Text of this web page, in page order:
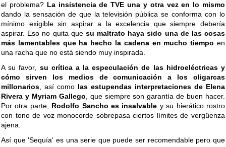
el problema? La insistencia de TVE una y otra vez en lo mismo
dando la sensación de que la televisión pública se conforma con lo
mínimo exigible sin aspirar a la excelencia que siempre debería
aspirar. Eso no quita que su maltrato haya sido una de las cosas
más lamentables que ha hecho la cadena en mucho tiempo en
una racha que no está siendo muy inspirada.
A su favor, su crítica a la especulación de las hidroeléctricas y
cómo sirven los medios de comunicación a los oligarcas
millonarios , así como las estupendas interpretaciones de Elena
Rivera y Myriam Gallego , que siempre son garantía de buen hacer.
Por otra parte, Rodolfo Sancho es insalvable y su hierático rostro
con tono de voz monocorde sobrepasa ciertos límites de vergüenza
ajena.
Así que 'Sequía' es una serie que puede ser recomendable pero que